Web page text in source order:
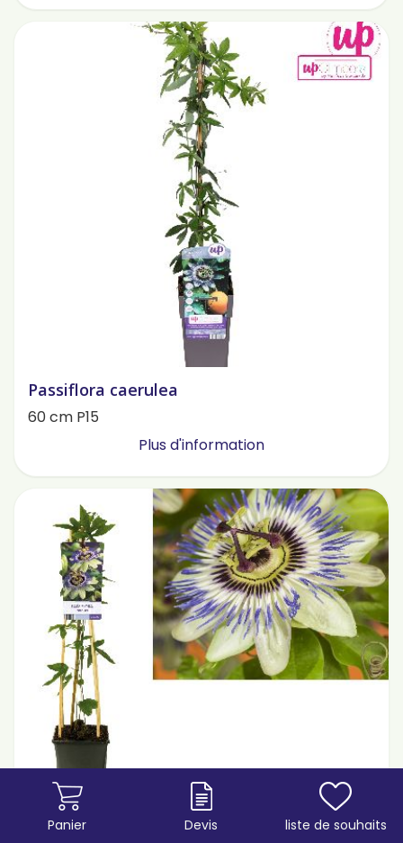
Passiflora caerulea
60 cm P15
Plus d'information
Panier Devis liste de souhaits